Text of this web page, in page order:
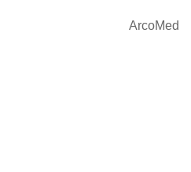
ArcoMed